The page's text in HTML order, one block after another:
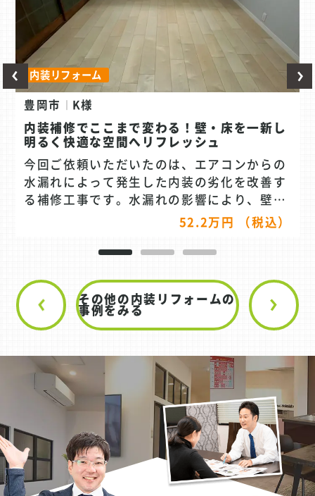
内装リフォーム
豊岡市 K様
内装補修でここまで変わる！壁・床を一新し
明るく快適な空間へリフレッシュ
今回ご依頼いただいたのは、エアコンからの
水漏れによって発生した内装の劣化を改善す
る補修工事です。水漏れの影響により、壁や
床にシミや傷みが見られ、美観だけでなく衛
所の確認を行い、必要な範囲の内装を丁寧に
防止も考慮したうえで補修を進めていきまし
た。その後、壁クロスの張り替えと床材の貼
り替えを行い、空間全体をリフレッシュして
クタ）社のフローリングを採用。お客様にお
選びいただいた色味により、空間の雰囲気も
明るく一新されました。見た目の美しさはも
ちろん、日常生活でも快適に過ごせる仕上が
りとなっています。 また今回は、火災保険を
活用したリフォームとしてご提案させていた
だきました。保険適用の条件を踏まえたうえ
で、無駄のない工事内容とプランニングを行
52.2万円 （税込）
その他の内装リフォームの
事例をみる